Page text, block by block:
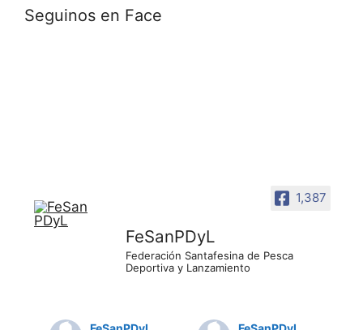
Seguinos en Face
1,387
FeSanPDyL
Federación Santafesina de Pesca
Deportiva y Lanzamiento